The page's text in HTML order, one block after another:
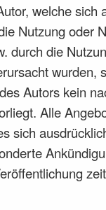
welche sich
Nutzung oder
durch die
wurden,
Autors kein
Alle
sich